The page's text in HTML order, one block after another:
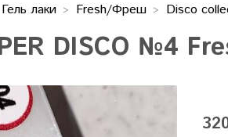
Гель лаки Fresh/Фреш Disco
DISCO №4